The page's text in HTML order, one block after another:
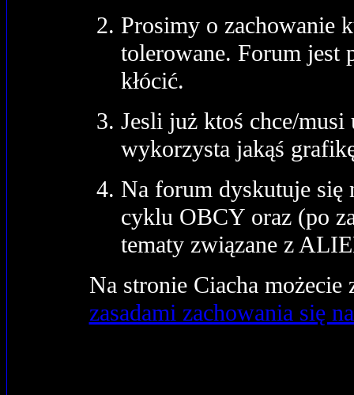
Prosimy o zachowanie
tolerowane. Forum jest
kłócić.
Jesli już ktoś chce/
wykorzysta jakąś
Na forum dyskutuje się
cyklu OBCY oraz (po
tematy związane z
Na stronie Ciacha możecie
zasadami zachowania się